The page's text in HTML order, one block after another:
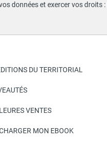
données et exercer vos droits :
DU TERRITORIAL
VENTES
MON EBOOK